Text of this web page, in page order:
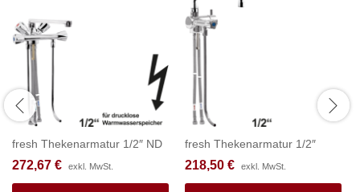
fresh Thekenarmatur 1/2″ ND
272,67 € exkl. MwSt.
fresh Thekenarmatur 1/2″
218,50 € exkl. MwSt.